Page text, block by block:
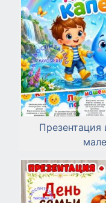
Презентация